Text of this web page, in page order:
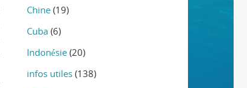
Chine (19)
Cuba (6)
Indonésie (20)
infos utiles (138)